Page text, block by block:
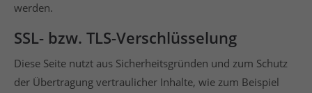
werden.
SSL- bzw. TLS-Verschlüsselung
Diese Seite nutzt aus Sicherheitsgründen und zum Schutz
der Übertragung vertraulicher Inhalte, wie zum Beispiel